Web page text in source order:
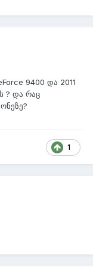
9400 და 2011
? და რაც
1